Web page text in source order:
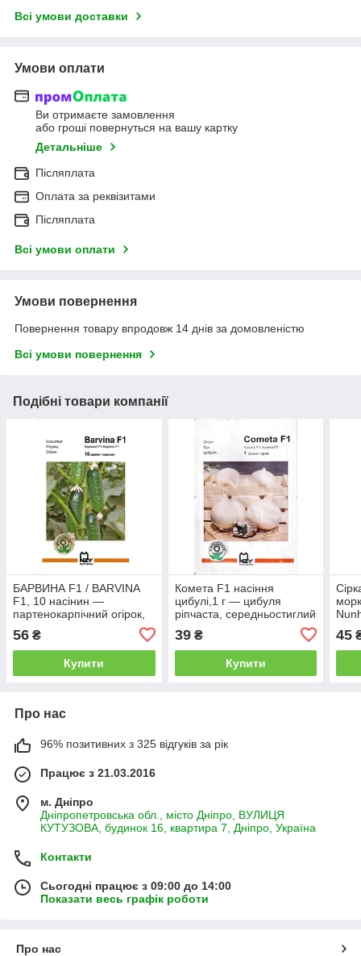
Всі умови доставки
Умови оплати
Ви отримаєте замовлення
або гроші повернуться на вашу картку
Детальніше
Післяплата
Оплата за реквізитами
Післяплата
Всі умови оплати
Умови повернення
Повернення товару впродовж 14 днів за домовленістю
Всі умови повернення
Подібні товари компанії
БАРВИНА F1 / BARVINA
F1, 10 насінин —
партенокарпічний огірок,
56 ₴
Купити
Комета F1 насіння
цибулі,1 г — цибуля
ріпчаста, середньостиглий
(115-120 днів), Nunhems
39₴
Купити
45
Про нас
96% позитивних з 325 відгуків за рік
Працює з 21.03.2016
м. Дніпро
Дніпропетровська обл., місто Дніпро, ВУЛИЦЯ
КУТУЗОВА, будинок 16, квартира 7, Дніпро, Україна
Контакти
Сьогодні працює з 09:00 до 14:00
Показати весь графік роботи
Про нас